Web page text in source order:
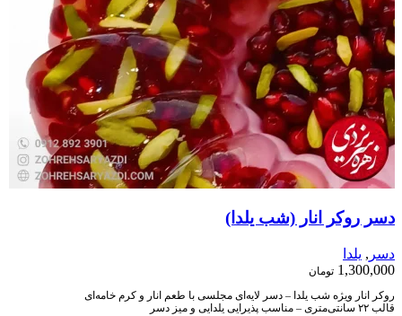
دسر روکر انار (شب یلدا)
دسر , یلدا
1,300,000 تومان
روکر انار ویژه شب یلدا – دسر لایه‌ای مجلسی با طعم انار و کرم خامه‌ای
قالب ۲۲ سانتی‌متری – مناسب پذیرایی یلدایی و میز دسر